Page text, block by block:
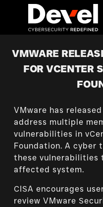
VMWARE
FOR VCENTER
VMware has
address multiple
vulnerabilities in
Foundation. A
these vulnerabilities
affected system.
CISA encourages
review VMware